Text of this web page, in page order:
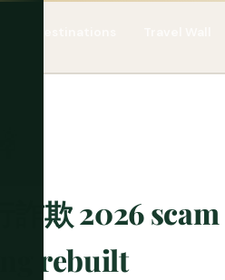
欺 2026 scam
rebuilt